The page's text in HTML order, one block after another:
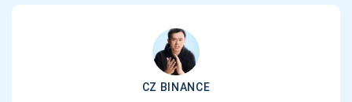
CZ BINANCE